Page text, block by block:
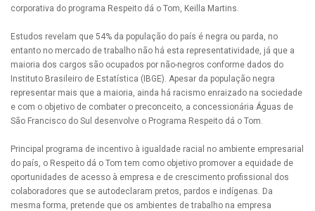
corporativa do programa Respeito dá o Tom, Keilla Martins.
Estudos revelam que 54% da população do país é negra ou parda, no
entanto no mercado de trabalho não há esta representatividade, já que a
maioria dos cargos são ocupados por não-negros conforme dados do
Instituto Brasileiro de Estatística (IBGE). Apesar da população negra
representar mais que a maioria, ainda há racismo enraizado na sociedade
e com o objetivo de combater o preconceito, a concessionária Águas de
São Francisco do Sul desenvolve o Programa Respeito dá o Tom.
Principal programa de incentivo à igualdade racial no ambiente empresarial
do país, o Respeito dá o Tom tem como objetivo promover a equidade de
oportunidades de acesso à empresa e de crescimento profissional dos
colaboradores que se autodeclaram pretos, pardos e indígenas. Da
mesma forma, pretende que os ambientes de trabalho na empresa